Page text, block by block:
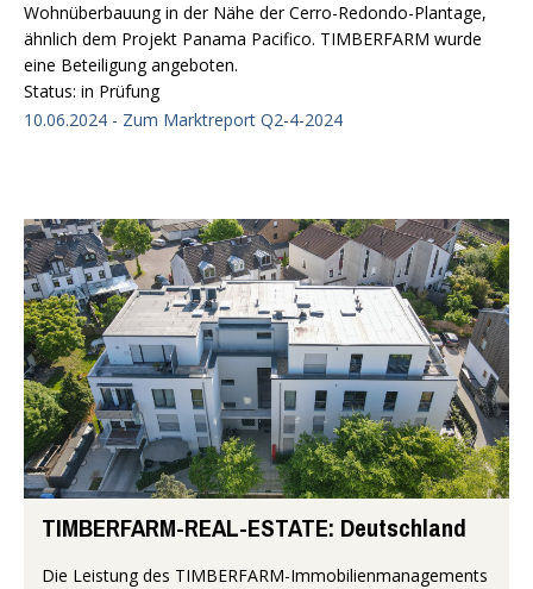
Wohnüberbauung in der Nähe der Cerro-Redondo-Plantage,
ähnlich dem Projekt Panama Pacifico. TIMBERFARM wurde
eine Beteiligung angeboten.
Status: in Prüfung
10.06.2024 - Zum Marktreport Q2-4-2024
TIMBERFARM-REAL-ESTATE: Deutschland
Die Leistung des TIMBERFARM-Immobilienmanagements